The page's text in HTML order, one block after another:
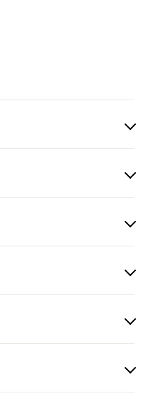
Team
Gift card
Video